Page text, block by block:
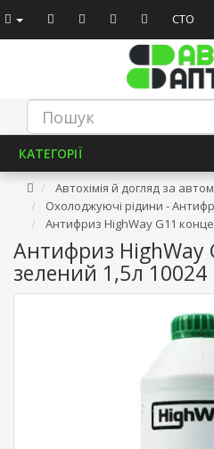
СТО
КАТЕГОРІЇ
Автохімія й догляд за
Охолоджуючі рідини -
Антифриз HighWay G11
Антифриз HighWay
зелений 1,5л 10024